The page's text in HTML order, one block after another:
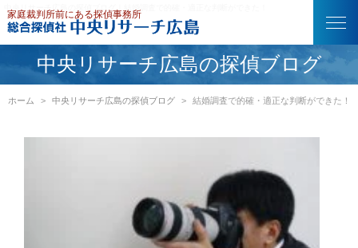
中央リサーチ広島の探偵ブログ
ホーム 中央リサーチ広島の探偵ブログ 結婚調査で的確・適正な判断ができた！